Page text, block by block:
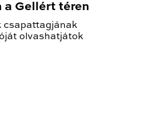
a Gellért téren
csapattagjának
olvashatjátok